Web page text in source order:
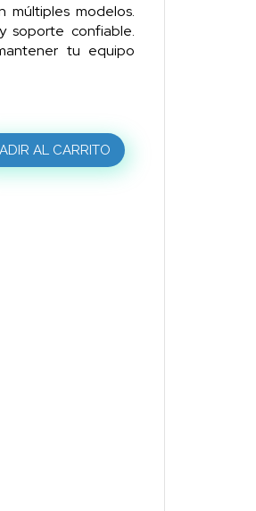
múltiples modelos.
soporte confiable.
tu equipo
AL CARRITO